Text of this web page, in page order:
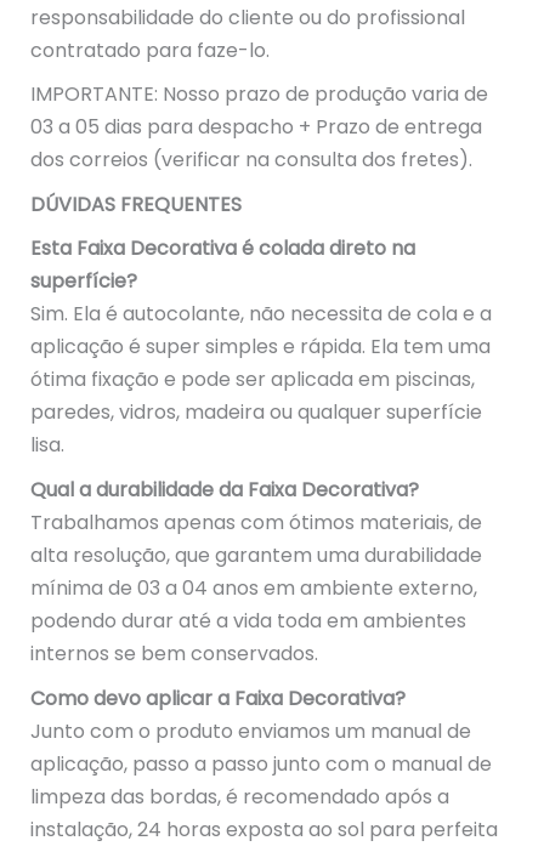
responsabilidade do cliente ou do profissional
contratado para faze-lo.
IMPORTANTE: Nosso prazo de produção varia de
03 a 05 dias para despacho + Prazo de entrega
dos correios (verificar na consulta dos fretes).
DÚVIDAS FREQUENTES
Esta Faixa Decorativa é colada direto na
superfície?
Sim. Ela é autocolante, não necessita de cola e a
aplicação é super simples e rápida. Ela tem uma
ótima fixação e pode ser aplicada em piscinas,
paredes, vidros, madeira ou qualquer superfície
lisa.
Qual a durabilidade da Faixa Decorativa?
Trabalhamos apenas com ótimos materiais, de
alta resolução, que garantem uma durabilidade
mínima de 03 a 04 anos em ambiente externo,
podendo durar até a vida toda em ambientes
internos se bem conservados.
Como devo aplicar a Faixa Decorativa?
Junto com o produto enviamos um manual de
aplicação, passo a passo junto com o manual de
limpeza das bordas, é recomendado após a
instalação, 24 horas exposta ao sol para perfeita